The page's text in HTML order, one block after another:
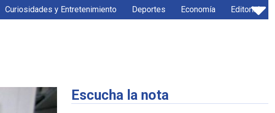
Curiosidades y Entretenimiento Deportes Economía Editorial
Escucha la nota